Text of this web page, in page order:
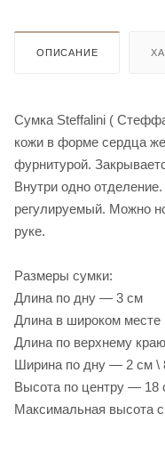
ОПИСАНИЕ
Сумка Steffalini (
кожи в форме сердца
фурнитурой.
Внутри одно
регулируемый. Можно
руке.
Размеры сумки:
Длина по дну — 3 см
Длина в широком
Длина по верхнему
Ширина по дну — 2 см \
Высота по центру — 18
Максимальная высота